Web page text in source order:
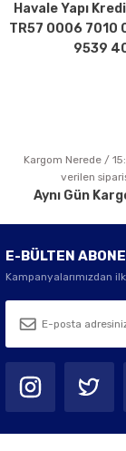
Ürün fiyatı
Bu ürüne
Havale Yapı
TR57 0006 7010
9539
Kargom Nerede /
verilen
Aynı Gün
E-BÜLTEN
Kampanyalarımızdan